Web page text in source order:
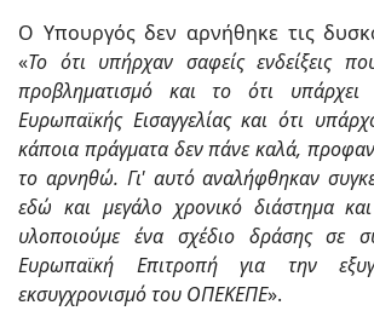
Ο Υπουργός δεν αρνήθηκε τις
«Το ότι υπήρχαν σαφείς ενδείξεις
προβληματισμό και το ότι
Ευρωπαϊκής Εισαγγελίας και ότι
κάποια πράγματα δεν πάνε καλά,
το αρνηθώ. Γι' αυτό αναλήφθηκαν
εδώ και μεγάλο χρονικό διάστημα
υλοποιούμε ένα σχέδιο δράσης σε
Ευρωπαϊκή Επιτροπή για την
εκσυγχρονισμό του ΟΠΕΚΕΠΕ».